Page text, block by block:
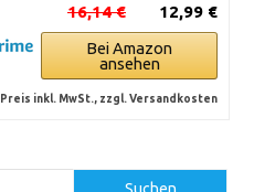
12,99 €
16,14 €
Bei Amazon
ansehen
Preis inkl. MwSt., zzgl. Versandkosten